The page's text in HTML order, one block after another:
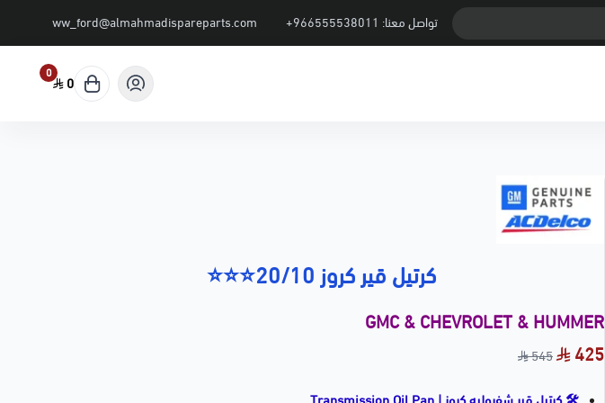
تواصل معنا: +966555538011
ww_ford@almahmadispareparts.com
0
0
كرتيل قير كروز 20/10⭐⭐⭐
GMC & CHEVROLET & HUMMER
425
545